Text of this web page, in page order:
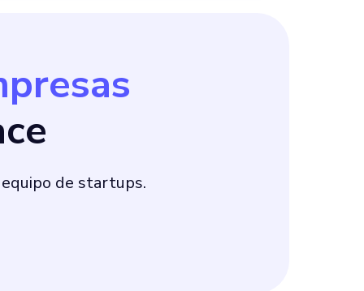
de startups.